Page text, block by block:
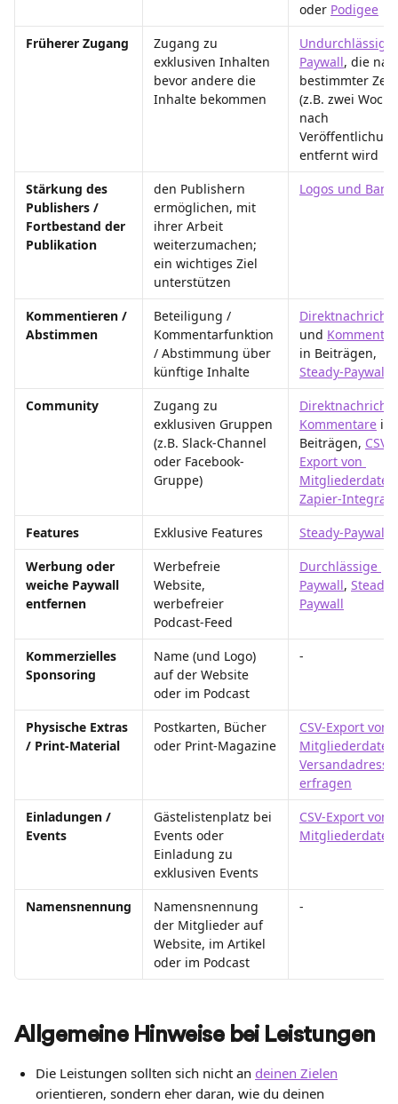
oder Podigee
Früherer Zugang
Zugang zu
exklusiven Inhalten
bevor andere die
Inhalte bekommen
Undurchlässige
Paywall, die
bestimmter Zeit
(z.B. zwei
nach
entfernt wird
Stärkung des
Publishers /
Fortbestand der
Publikation
den Publishern
ermöglichen, mit
ihrer Arbeit
weiterzumachen;
ein wichtiges Ziel
unterstützen
Logos und
Kommentieren /
Abstimmen
Beteiligung /
Kommentarfunktion
/ Abstimmung über
künftige Inhalte
und
in Beiträgen,
Steady-Paywall
Community
Zugang zu
exklusiven Gruppen
(z.B. Slack-Channel
oder Facebook-
Gruppe)
Kommentare in
Beiträgen, CSV-
Export von
Mitgliederdaten
Zapier-
Features
Exklusive Features
Steady-Paywall
Werbung oder
weiche Paywall
entfernen
Werbefreie
Website,
werbefreier
Podcast-Feed
Durchlässige
Paywall, Steady-
Paywall
Kommerzielles
Sponsoring
Name (und Logo)
auf der Website
oder im Podcast
-
Physische Extras
/ Print-Material
Postkarten, Bücher
oder Print-Magazine
CSV-Export von
Mitgliederdaten
erfragen
Einladungen /
Events
Gästelistenplatz bei
Events oder
Einladung zu
exklusiven Events
CSV-Export von
Mitgliederdaten
Namensnennung
Namensnennung
der Mitglieder auf
Website, im Artikel
oder im Podcast
-
Allgemeine Hinweise bei Leistungen
Die Leistungen sollten sich nicht an deinen Zielen
orientieren, sondern eher daran, wie du deinen